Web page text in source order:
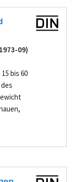
09)
bis 60